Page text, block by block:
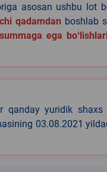
asosan ushbu lot
qadamdan boshlab
summaga ega
qanday yuridik
03.08.2021